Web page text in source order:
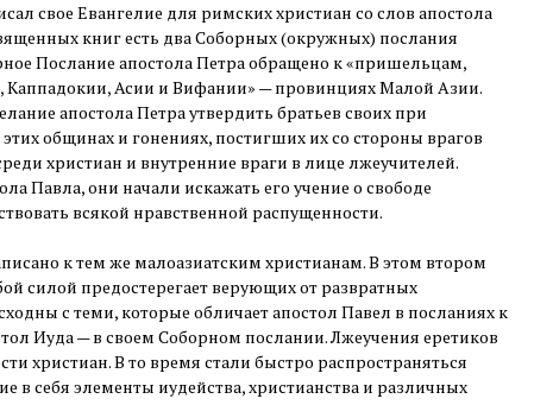
свое Евангелие для римских христиан со слов апостола
книг есть два Соборных (окружных) послания
Послание апостола Петра обращено к «пришельцам,
Каппадокии, Асии и Вифании» — провинциях Малой Азии.
апостола Петра утвердить братьев своих при
общинах и гонениях, постигших их со стороны врагов
христиан и внутренние враги в лице лжеучителей.
Павла, они начали искажать его учение о свободе
всякой нравственной распущенности.
к тем же малоазиатским христианам. В этом втором
силой предостерегает верующих от развратных
с теми, которые обличает апостол Павел в посланиях к
Иуда — в своем Соборном послании. Лжеучения еретиков
христиан. В то время стали быстро распространяться
в себя элементы иудейства, христианства и различных